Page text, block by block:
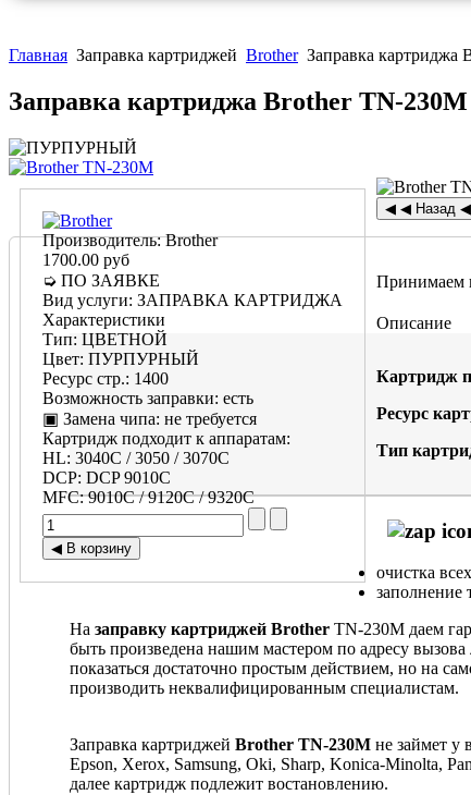
Главная Заправка картриджей Brother Заправка картриджа
Заправка картриджа Brother TN-230M
Производитель:Brother
1700.00 руб
➭ ПО ЗАЯВКЕ
Вид услуги: ЗАПРАВКА КАРТРИДЖА
Характеристики
Тип: ЦВЕТНОЙ
Цвет: ПУРПУРНЫЙ
Ресурс стр.: 1400
Возможность заправки: есть
▣ Замена чипа: не требуется
Картридж подходит к аппаратам:
HL: 3040C / 3050 / 3070C
DCP: DCP 9010C
MFC:9010C / 9120C / 9320C
Принимаем
Описание
Картридж
Ресурс
Тип
очистка
заполнение
На заправку картриджей Brother TN-230M даем
быть произведена нашим мастером по адресу
показаться достаточно простым действием, но на
производить неквалифицированным специалистам.
Заправка картриджей Brother TN-230M не займет у
Epson, Xerox, Samsung, Oki, Sharp, Konica-Minolta,
далее картридж подлежит востановлению.